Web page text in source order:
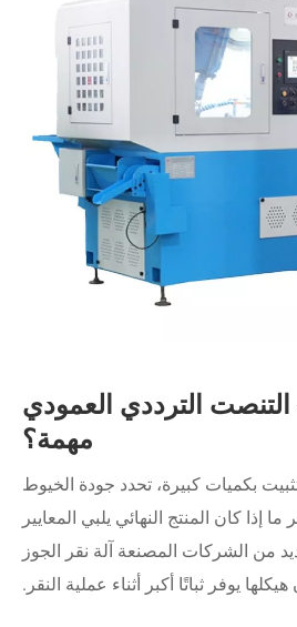
التنصت الترددي العمودي
مهمة؟
بكميات كبيرة، تحدد جودة الخيوط
إذا كان المنتج النهائي يلبي المعايير
من الشركات المصنعة آلة نقر الجوز
يوفر ثباتًا أكبر أثناء عملية النقر.